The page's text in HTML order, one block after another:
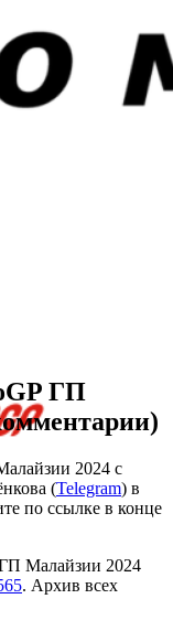
ГП
2024 с
(Telegram) в
по ссылке в конце
Малайзии 2024
. Архив всех